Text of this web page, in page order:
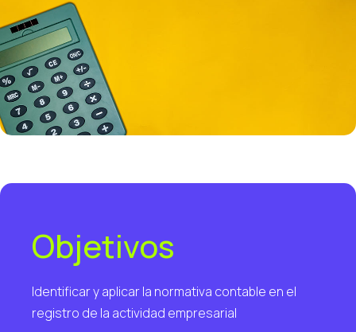
Objetivos
Identificar y aplicar la normativa contable en el
registro de la actividad empresarial